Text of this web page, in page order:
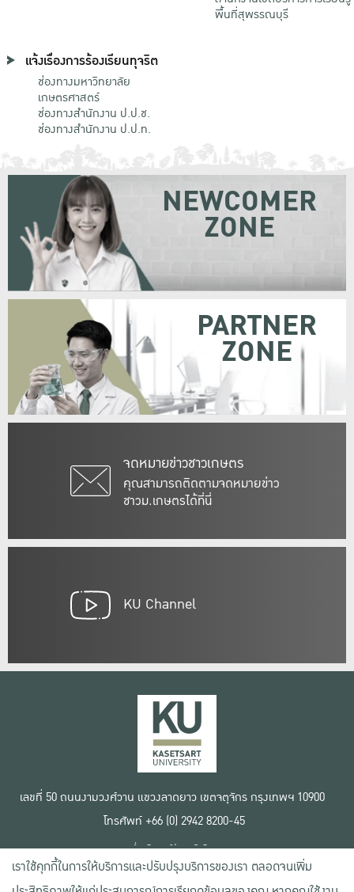
พื้นที่สุพรรณบุรี
แจ้งเรื่องการร้องเรียนทุจริต
ช่องทางมหาวิทยาลัย
เกษตรศาสตร์
ช่องทางสำนักงาน ป.ป.ช.
ช่องทางสำนักงาน ป.ป.ท.
จดหมายข่าวชาวเกษตร
คุณสามารถติดตามจดหมายข่าว
ชาวม.เกษตรได้ที่นี่
NEWCOMER
ZONE
PARTNER
ZONE
KU Channel
เลขที่ 50 ถนนงามวงศ์วาน แขวงลาดยาว เขตจตุจักร กรุงเทพฯ 10900
โทรศัพท์ +66 (0) 2942 8200-45
เงื่อนไขการใช้งานเว็บไซต์
ข้อตกลงด้านสิทธิ์ใช้งาน
นโยบายความเป็นส่วนตัว
เราใช้คุกกี้ในการให้บริการและปรับปรุงบริการของเรา ตลอดจนเพิ่ม